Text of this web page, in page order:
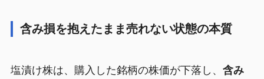
含み損を抱えたまま売れない状態の本質
塩漬け株は、購入した銘柄の株価が下落し、 含み